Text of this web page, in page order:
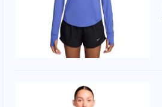
la politique de confidentialité et